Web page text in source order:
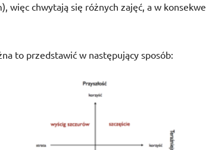
więc chwytają się różnych zajęć, a w
to przedstawić w następujący sposób: